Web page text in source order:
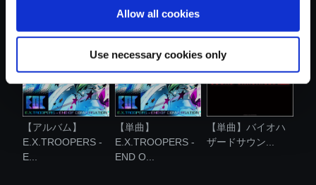
Allow all cookies
Use necessary cookies only
【アルバム】
E.X.TROOPERS -
E...
【単曲】
E.X.TROOPERS -
END O...
【単曲】バイオハ
ザードサウン...